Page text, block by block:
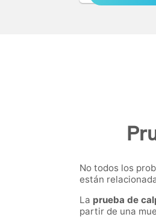
No todos los
están
La prueba de
partir de una